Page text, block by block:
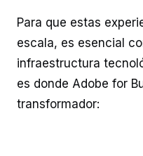
Para que estas
escala, es esencial
infraestructura
es donde Adobe for
transformador: